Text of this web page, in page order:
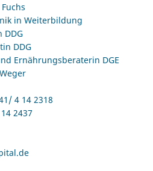
in Weiterbildung
DDG
DDG
Ernährungsberaterin DGE
4 14 2318
2437